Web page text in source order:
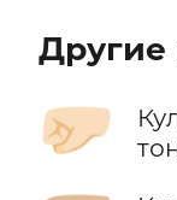
Другие
🤛🏻